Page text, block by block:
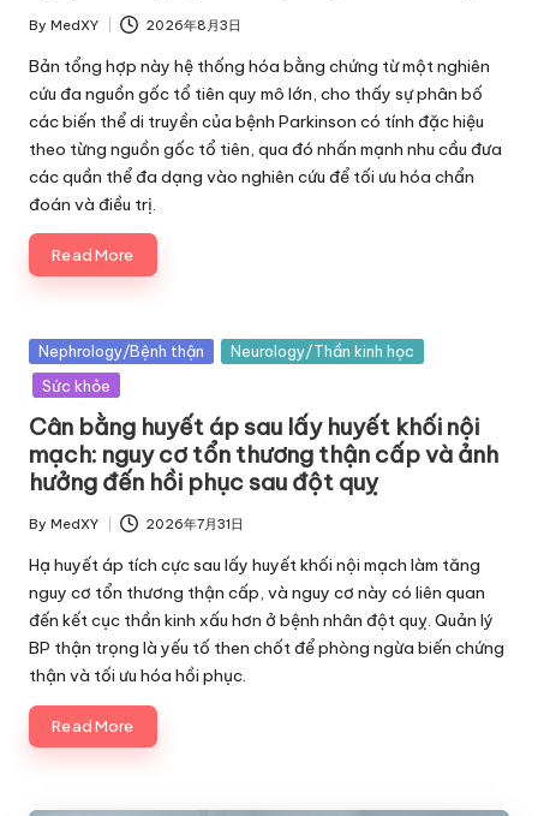
Posted
by
By MedXY 2026年8月3日
Bản tổng hợp này hệ thống hóa bằng chứng từ một nghiên
cứu đa nguồn gốc tổ tiên quy mô lớn, cho thấy sự phân bố
các biến thể di truyền của bệnh Parkinson có tính đặc hiệu
theo từng nguồn gốc tổ tiên, qua đó nhấn mạnh nhu cầu đưa
các quần thể đa dạng vào nghiên cứu để tối ưu hóa chẩn
đoán và điều trị.
Read More
Posted
in
Nephrology/Bệnh thận
Neurology/Thần kinh học
Sức khỏe
Cân bằng huyết áp sau lấy huyết khối nội
mạch: nguy cơ tổn thương thận cấp và ảnh
hưởng đến hồi phục sau đột quỵ
Posted
by
By MedXY 2026年7月31日
Hạ huyết áp tích cực sau lấy huyết khối nội mạch làm tăng
nguy cơ tổn thương thận cấp, và nguy cơ này có liên quan
đến kết cục thần kinh xấu hơn ở bệnh nhân đột quỵ. Quản lý
BP thận trọng là yếu tố then chốt để phòng ngừa biến chứng
thận và tối ưu hóa hồi phục.
Read More